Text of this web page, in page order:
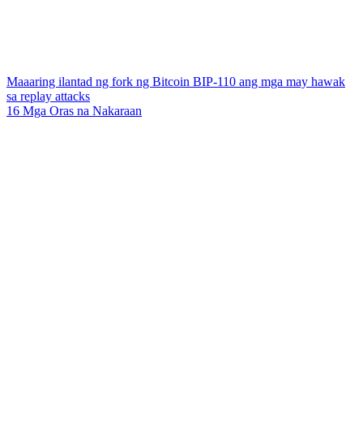
Maaaring ilantad ng fork ng Bitcoin BIP-110 ang mga may hawak
sa replay attacks
16 Mga Oras na Nakaraan